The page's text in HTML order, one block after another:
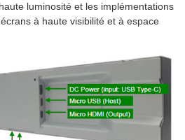
luminosité et les implémentations
à haute visibilité et à espace